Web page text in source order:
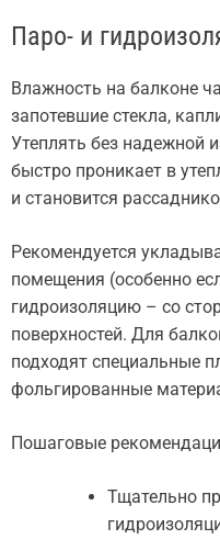
Паро- и
Влажность на балконе
запотевшие стекла,
Утеплять без надежной
быстро проникает в
и становится
Рекомендуется
помещения (особенно
гидроизоляцию – со
поверхностей. Для
подходят специальные
фольгированные
Пошаговые
Тщательно